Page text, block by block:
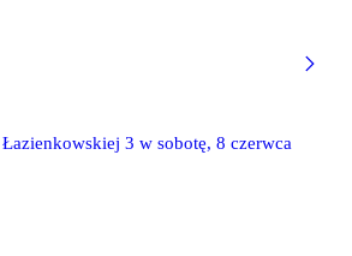
3 w sobotę, 8 czerwca